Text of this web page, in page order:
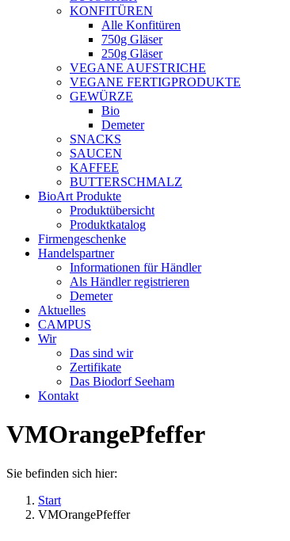
KONFITÜREN
Alle Konfitüren
750g Gläser
250g Gläser
VEGANE AUFSTRICHE
VEGANE FERTIGPRODUKTE
GEWÜRZE
Bio
Demeter
SNACKS
SAUCEN
KAFFEE
BUTTERSCHMALZ
BioArt Produkte
Produktübersicht
Produktkatalog
Firmengeschenke
Handelspartner
Informationen für Händler
Als Händler registrieren
Demeter
Aktuelles
CAMPUS
Wir
Das sind wir
Zertifikate
Das Biodorf Seeham
Kontakt
VMOrangePfeffer
Sie befinden sich hier:
Start
VMOrangePfeffer